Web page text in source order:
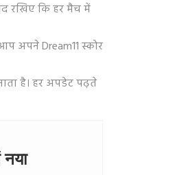
रखिए कि हर मैच में
अपने Dream11 स्कोर
है। हर अपडेट पढ़ते